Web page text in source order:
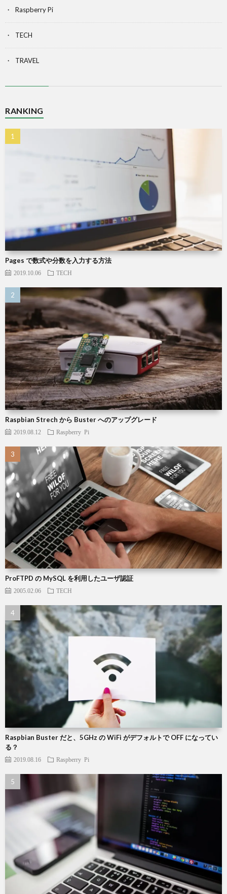
Raspberry Pi
TECH
TRAVEL
RANKING
Pages で数式や分数を入力する方法
2019.10.06 TECH
Raspbian Strech から Buster へのアップグレード
2019.08.12 Raspberry Pi
ProFTPD の MySQL を利用したユーザ認証
2005.02.06 TECH
Raspbian Buster だと、5GHz の WiFi がデフォルトで OFF になってい
る？
2019.08.16 Raspberry Pi